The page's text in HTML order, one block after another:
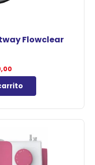
Flowclear